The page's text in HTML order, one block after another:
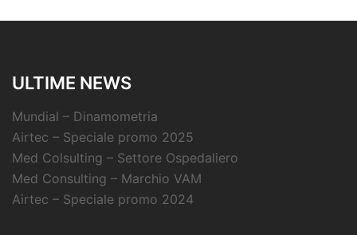
ULTIME NEWS
Mundial – Dinamometria
Airtec – Speciale promo 2025
Med Colsulting – Settore Ospedaliero
Med Consulting – Marchio VAM
Airtec – Speciale promo 2024